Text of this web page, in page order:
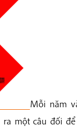
Mỗi năm
một câu đối